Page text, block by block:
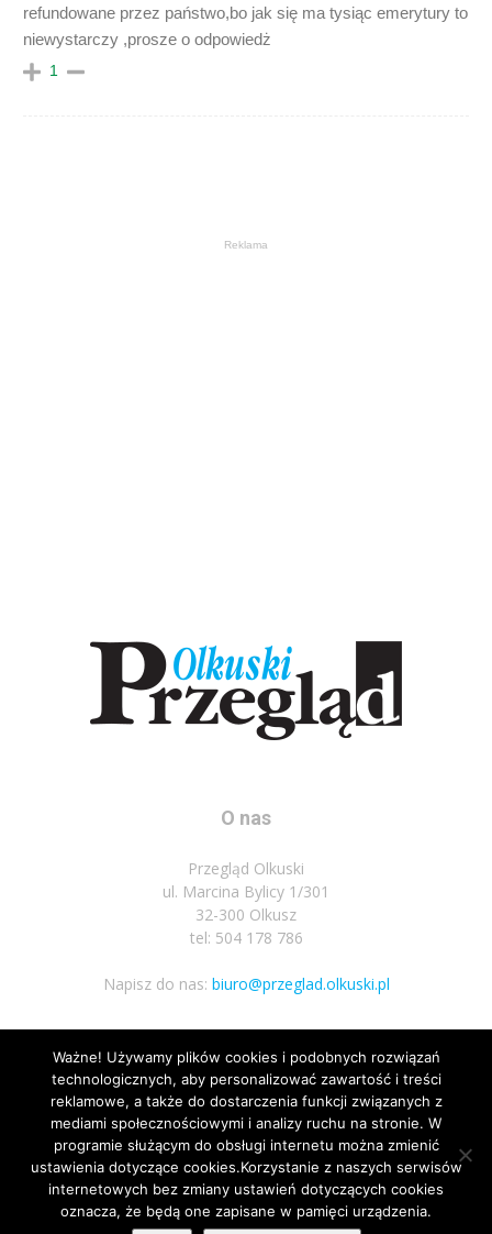
refundowane przez państwo,bo jak się ma tysiąc emerytury to
niewystarczy ,prosze o odpowiedż
1
Reklama
O nas
Przegląd Olkuski
ul. Marcina Bylicy 1/301
32-300 Olkusz
tel: 504 178 786
Napisz do nas: biuro@przeglad.olkuski.pl
Podążaj za nami
Nota prawna Polityka prywatnosci Kariera Regulamin
Ważne! Używamy plików cookies i podobnych rozwiązań
technologicznych, aby personalizować zawartość i treści
reklamowe, a także do dostarczenia funkcji związanych z
mediami społecznościowymi i analizy ruchu na stronie. W
programie służącym do obsługi internetu można zmienić
ustawienia dotyczące cookies.Korzystanie z naszych serwisów
internetowych bez zmiany ustawień dotyczących cookies
oznacza, że będą one zapisane w pamięci urządzenia.